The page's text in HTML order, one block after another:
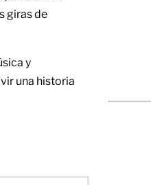
giras de
y
una historia